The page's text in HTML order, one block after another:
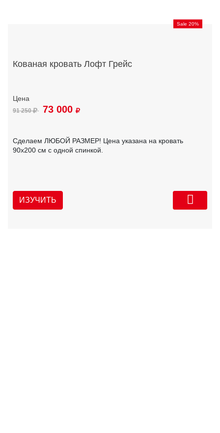
Sale 20%
Кованая кровать Лофт Грейс
91 250 73 000
Сделаем ЛЮБОЙ РАЗМЕР! Цена указана на кровать
90х200 см с одной спинкой.
ИЗУЧИТЬ